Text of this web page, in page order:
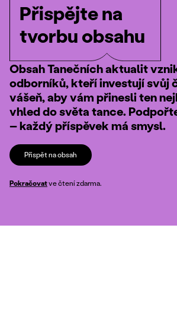
Přispějte na
tvorbu obsahu
Obsah Tanečních aktualit
odborníků, kteří investují svůj
vášeň, aby vám přinesli ten
vhled do světa tance.
– každý příspěvek má smysl.
Přispět na obsah
Pokračovatve čtení zdarma.